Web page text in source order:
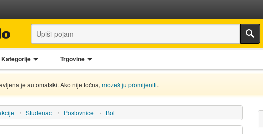
Kategorije Trgovine
je automatski. Ako nije točna, možeš ju promijeniti.
Studenac Poslovnice Bol